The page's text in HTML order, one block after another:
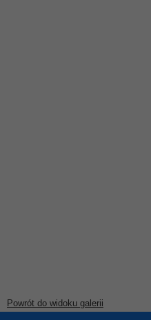
Powrót do widoku galerii